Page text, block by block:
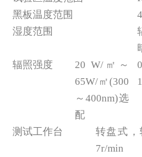
黑板温度范围
湿度范围
辐照强度
20 W/㎡～
65W/㎡(300
～400nm)选
配
测试工作台
转盘式，
7r/min